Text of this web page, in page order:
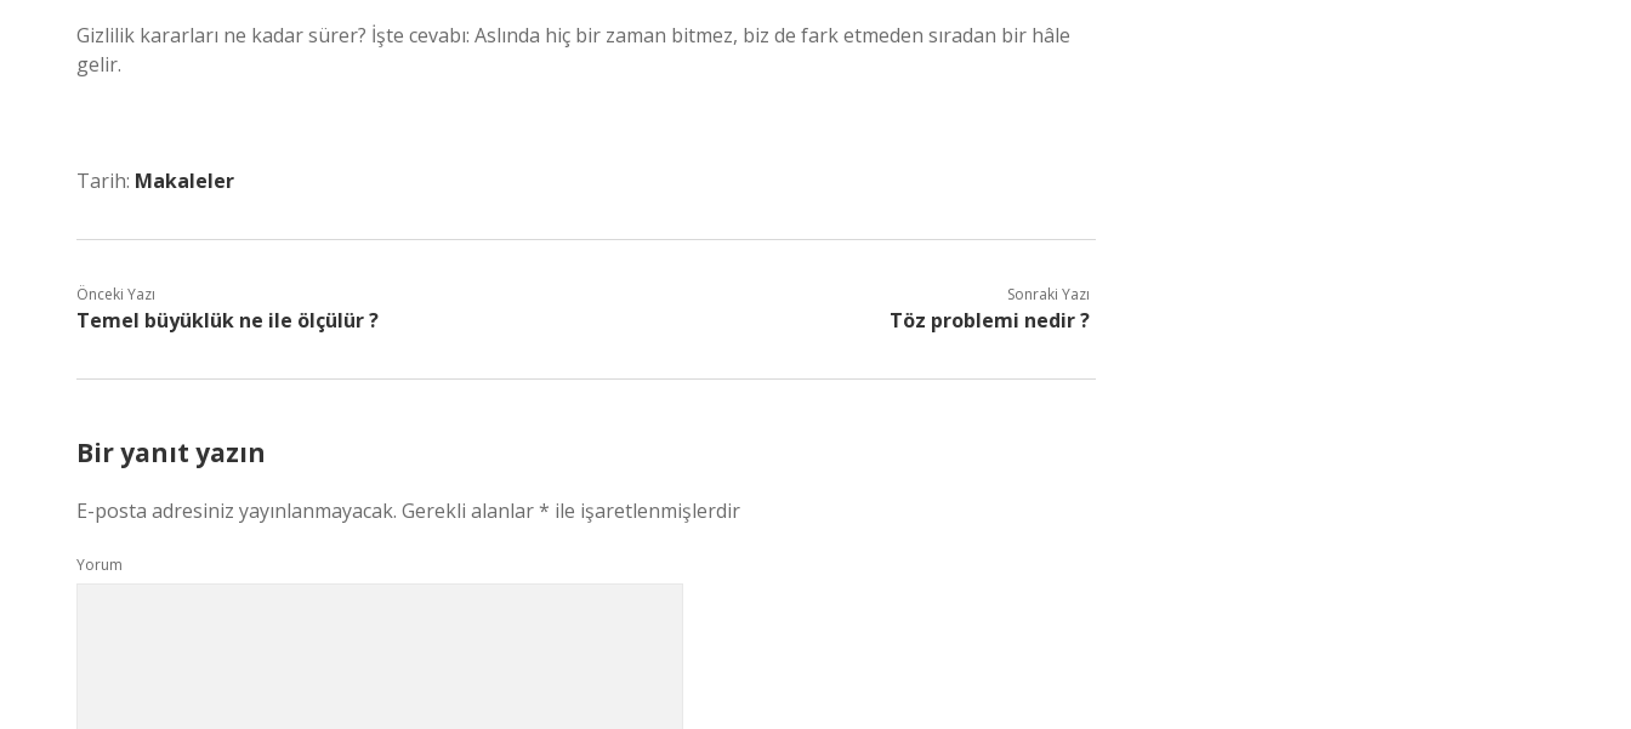
Gizlilik kararları ne kadar sürer? İşte cevabı: Aslında hiç bir zaman bitmez, biz de fark etmeden sıradan bir hâle
gelir.
Tarih: Makaleler
Önceki Yazı
Temel büyüklük ne ile ölçülür ?
Sonraki Yazı
Töz problemi nedir ?
Bir yanıt yazın
E-posta adresiniz yayınlanmayacak. Gerekli alanlar* ile işaretlenmişlerdir
Yorum